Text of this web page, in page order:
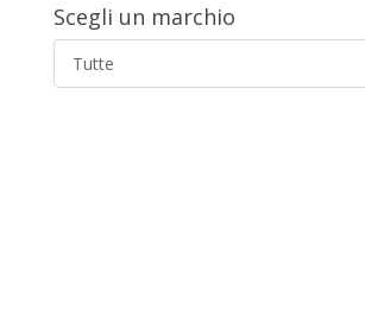
Scegli un marchio
Tutte